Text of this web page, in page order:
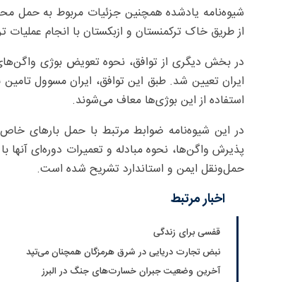
شیوه‌نامه یادشده همچنین جزئیات مربوط به حمل
از طریق خاک ترکمنستان و ازبکستان با انجام
ایران تعیین شد. طبق این توافق، ایران مسوول
استفاده از این بوژی‌ها معاف می‌شوند.
در این شیوه‌نامه ضوابط مرتبط با حمل بارهای خاص
پذیرش واگن‌ها، نحوه مبادله و تعمیرات دوره‌ای آنها
حمل‌ونقل ایمن و استاندارد تشریح شده است.
اخبار مرتبط
قفسی برای زندگی
نبض تجارت دریایی در شرق هرمزگان همچنان می‌تپد
آخرین وضعیت جبران خسارت‌های جنگ در البرز